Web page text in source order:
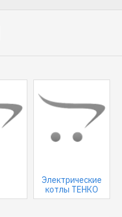
Электрические
котлы ТЕНКО